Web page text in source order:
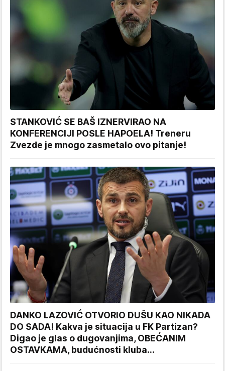
STANKOVIĆ SE BAŠ IZNERVIRAO NA
KONFERENCIJI POSLE HAPOELA! Treneru
Zvezde je mnogo zasmetalo ovo pitanje!
DANKO LAZOVIĆ OTVORIO DUŠU KAO NIKADA
DO SADA! Kakva je situacija u FK Partizan?
Digao je glas o dugovanjima, OBEĆANIM
OSTAVKAMA, budućnosti kluba...